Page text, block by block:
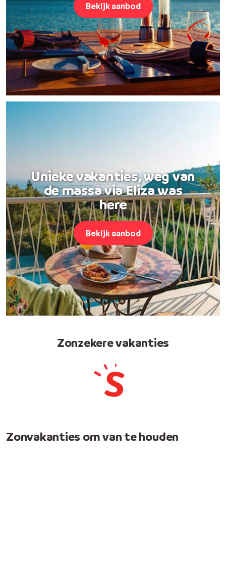
Bekijk aanbod
Unieke vakanties, weg van
de massa via Eliza was
here
Bekijk aanbod
Zonzekere vakanties
Zonvakanties om van te houden